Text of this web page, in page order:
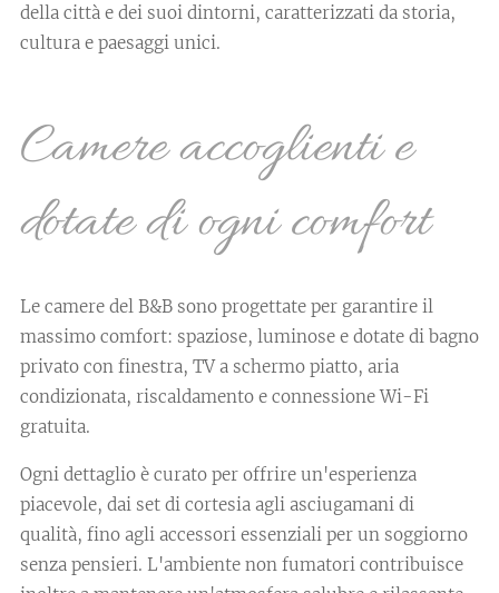
della città e dei suoi dintorni, caratterizzati da storia,
cultura e paesaggi unici.
Camere accoglienti e
dotate di ogni comfort
Le camere del B&B sono progettate per garantire il
massimo comfort: spaziose, luminose e dotate di bagno
privato con finestra, TV a schermo piatto, aria
condizionata, riscaldamento e connessione Wi-Fi
gratuita.
Ogni dettaglio è curato per offrire un'esperienza
piacevole, dai set di cortesia agli asciugamani di
qualità, fino agli accessori essenziali per un soggiorno
senza pensieri. L'ambiente non fumatori contribuisce